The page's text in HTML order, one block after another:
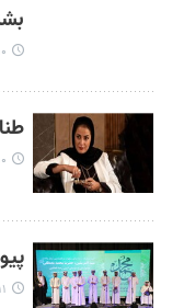
۱۰
۱۰
۱۱ ماه قبل